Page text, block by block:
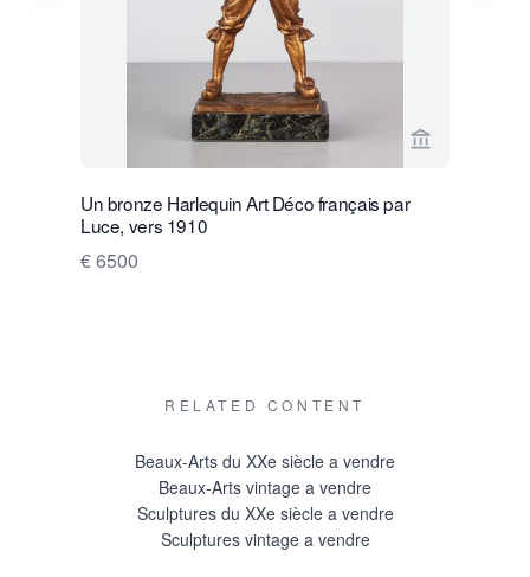
Voir la page
Un bronze Harlequin Art Déco français par
Luce, vers 1910
€ 6500
RELATED CONTENT
Beaux-Arts du XXe siècle a vendre
Beaux-Arts vintage a vendre
Sculptures du XXe siècle a vendre
Sculptures vintage a vendre